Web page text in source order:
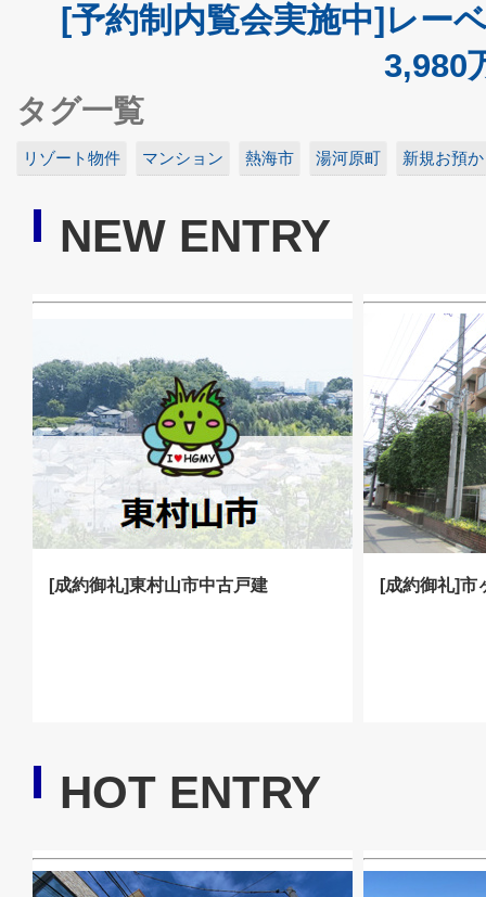
[予約制内覧会実施中]レー
3,980
タグ一覧
リゾート物件 マンション 熱海市 湯河原町 新規お預
NEW ENTRY
[成約御礼]東村山市中古戸建 [成約御礼]市
HOT ENTRY